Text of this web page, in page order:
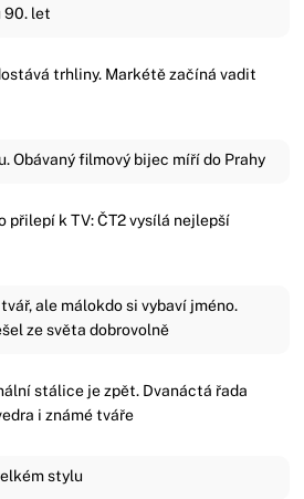
90. let
trhliny. Markétě začíná vadit
Obávaný filmový bijec míří do Prahy
přilepí k TV: ČT2 vysílá nejlepší
ale málokdo si vybaví jméno.
ze světa dobrovolně
stálice je zpět. Dvanáctá řada
i známé tváře
stylu